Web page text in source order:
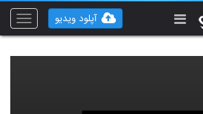
Toggle
آپلود ویدیو